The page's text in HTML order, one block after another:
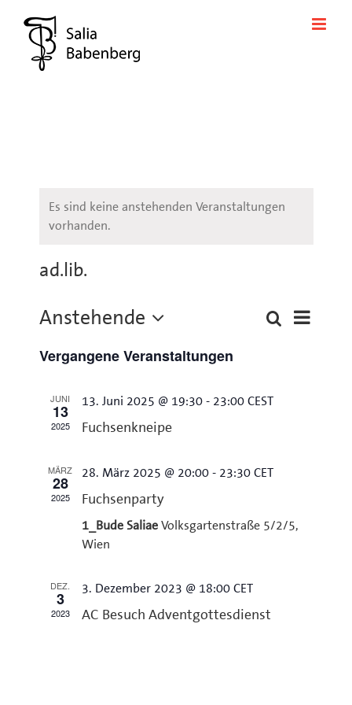
Inhalt
springen
Es sind keine anstehenden Veranstaltungen
vorhanden.
ad.lib.
Suche
Liste
Anstehende
wählen.
Vergangene Veranstaltungen
JUNI
13
2025
13. Juni 2025 @ 19:30- 23:00 CEST
Fuchsenkneipe
MÄRZ
28
2025
28. März 2025 @ 20:00- 23:30 CET
Fuchsenparty
1_Bude Saliae Volksgartenstraße 5/2/5,
Wien
DEZ.
3
2023
3. Dezember 2023 @ 18:00 CET
AC Besuch Adventgottesdienst